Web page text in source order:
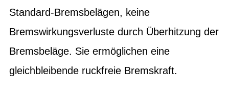
Standard-Bremsbelägen, keine
Bremswirkungsverluste durch Überhitzung der
Bremsbeläge. Sie ermöglichen eine
gleichbleibende ruckfreie Bremskraft.